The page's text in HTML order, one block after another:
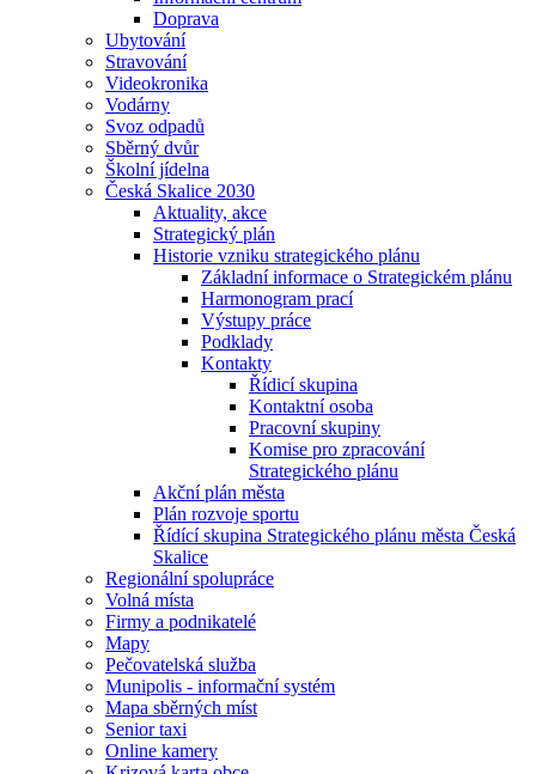
Doprava
Ubytování
Stravování
Videokronika
Vodárny
Svoz odpadů
Sběrný dvůr
Školní jídelna
Česká Skalice 2030
Aktuality, akce
Strategický plán
Historie vzniku strategického plánu
Základní informace o Strategickém plánu
Harmonogram prací
Výstupy práce
Podklady
Kontakty
Řídicí skupina
Kontaktní osoba
Pracovní skupiny
Komise pro zpracování
Strategického plánu
Akční plán města
Plán rozvoje sportu
Řídící skupina Strategického plánu města Česká
Skalice
Regionální spolupráce
Volná místa
Firmy a podnikatelé
Mapy
Pečovatelská služba
Munipolis - informační systém
Mapa sběrných míst
Senior taxi
Online kamery